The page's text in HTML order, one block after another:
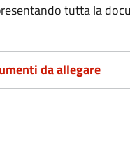
tutta la
da allegare